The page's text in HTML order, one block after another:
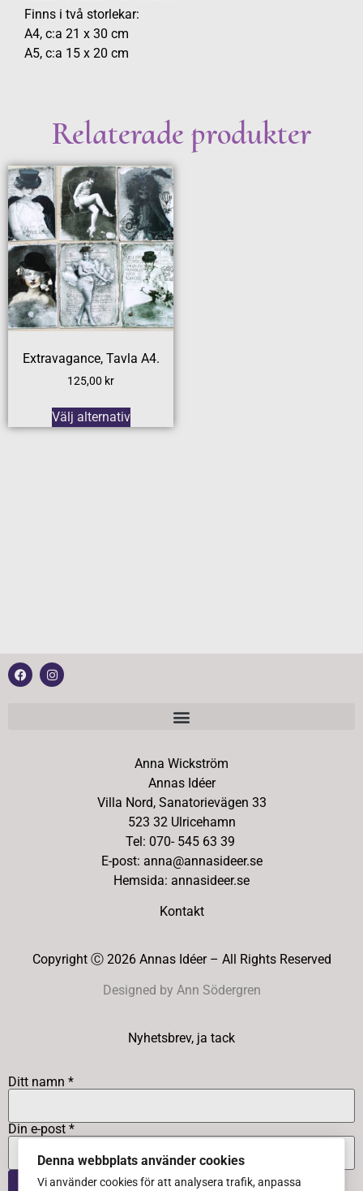
Finns i två storlekar:
A4, c:a 21 x 30 cm
A5, c:a 15 x 20 cm
Relaterade produkter
Extravagance, Tavla A4.
125,00 kr
Välj alternativ
Anna Wickström
Annas Idéer
Villa Nord, Sanatorievägen 33
523 32 Ulricehamn
Tel: 070- 545 63 39
E-post: anna@annasideer.se
Hemsida: annasideer.se
Kontakt
Copyright Ⓒ 2026 Annas Idéer – All Rights Reserved
Designed by Ann Södergren
Nyhetsbrev, ja tack
Ditt namn *
Din e-post *
Denna webbplats använder cookies
Vi använder cookies för att analysera trafik, anpassa